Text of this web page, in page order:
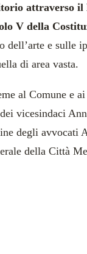
attraverso
V della
dell’arte e sulle
di area vasta.
al Comune e
vicesindaci
degli avvocati
della Città